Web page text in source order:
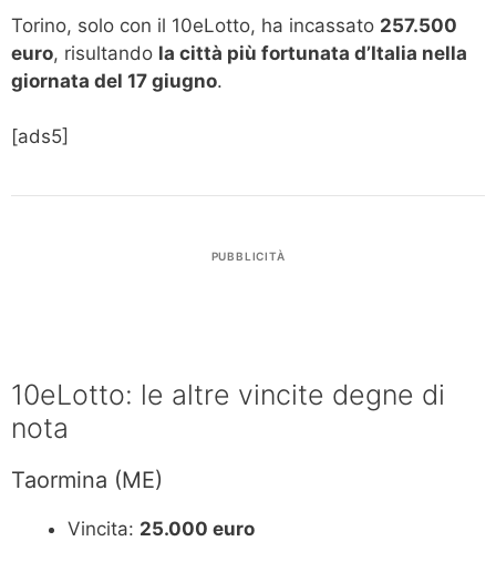
Torino, solo con il 10eLotto, ha incassato 257.500
euro, risultando la città più fortunata d’Italia nella
giornata del 17 giugno.
[ads5]
PUBBLICITÀ
10eLotto: le altre vincite degne di
nota
Taormina (ME)
Vincita: 25.000 euro